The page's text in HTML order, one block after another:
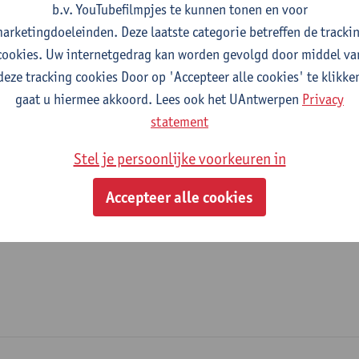
Faculteit Rechten - algemeen
Statuut & functies
Bijzonder academisch personeel
academisch medewerker postdoc
b.v. YouTubefilmpjes te kunnen tonen en voor
Deze laatste categorie betreffen de
Uw internetgedrag kan worden gevolgd door middel
tracking cookies Door op 'Accepteer alle cookies' te
gaat u hiermee akkoord. Lees ook het UAntwerpen Privacy
statement
Stel je persoonlijke voorkeuren in
Accepteer alle cookies